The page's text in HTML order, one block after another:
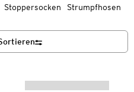
Stoppersocken Strumpfhosen